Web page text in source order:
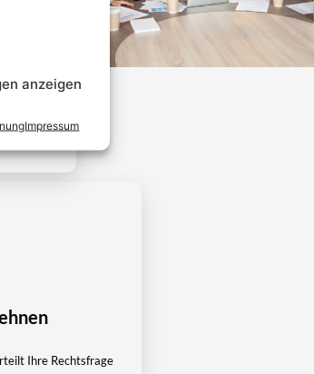
anzeigen
Impressum
Ihre Rechtsfrage